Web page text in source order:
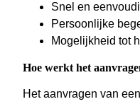
Snel en
Persoonlijke
Mogelijkheid tot
Hoe werkt het
Het aanvragen van